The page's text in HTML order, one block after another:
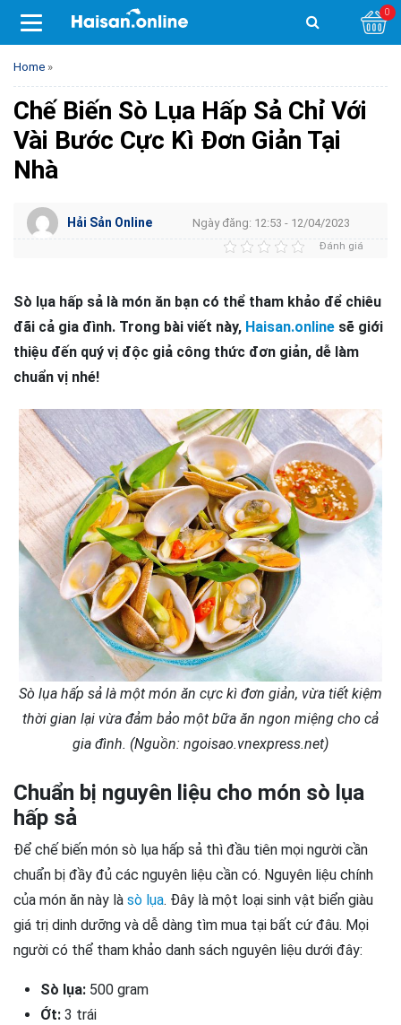
0
Home »
Chế Biến Sò Lụa Hấp Sả Chỉ Với
Vài Bước Cực Kì Đơn Giản Tại
Nhà
Hải Sản Online Ngày đăng: 12:53 - 12/04/2023
Đánh giá
Sò lụa hấp sả là món ăn bạn có thể tham khảo để chiêu
đãi cả gia đình. Trong bài viết này, Haisan.online sẽ giới
thiệu đến quý vị độc giả công thức đơn giản, dễ làm
chuẩn vị nhé!
Sò lụa hấp sả là một món ăn cực kì đơn giản, vừa tiết kiệm
thời gian lại vừa đảm bảo một bữa ăn ngon miệng cho cả
gia đình. (Nguồn: ngoisao.vnexpress.net)
Chuẩn bị nguyên liệu cho món sò lụa
hấp sả
Để chế biến món sò lụa hấp sả thì đầu tiên mọi người cần
chuẩn bị đầy đủ các nguyên liệu cần có. Nguyên liệu chính
của món ăn này là sò lụa. Đây là một loại sinh vật biển giàu
giá trị dinh dưỡng và dễ dàng tìm mua tại bất cứ đâu. Mọi
người có thể tham khảo danh sách nguyên liệu dưới đây:
Sò lụa: 500 gram
Ớt: 3 trái